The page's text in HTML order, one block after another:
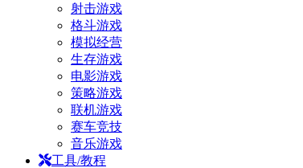
射击游戏
格斗游戏
模拟经营
生存游戏
电影游戏
策略游戏
联机游戏
赛车竞技
音乐游戏
工具/教程